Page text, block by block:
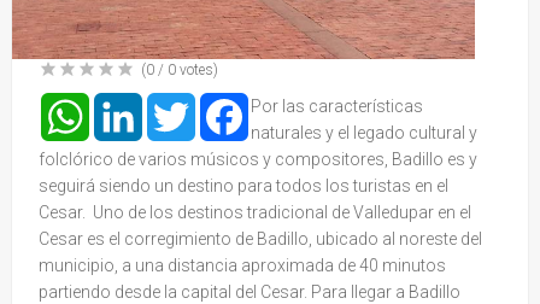
(0 / 0 votes)
WhatsAppLinkedInTwitter Facebook
Por las características
naturales y el legado cultural y
folclórico de varios músicos y compositores, Badillo es y
seguirá siendo un destino para todos los turistas en el
Cesar. Uno de los destinos tradicional de Valledupar en el
Cesar es el corregimiento de Badillo, ubicado al noreste del
municipio, a una distancia aproximada de 40 minutos
partiendo desde la capital del Cesar. Para llegar a Badillo